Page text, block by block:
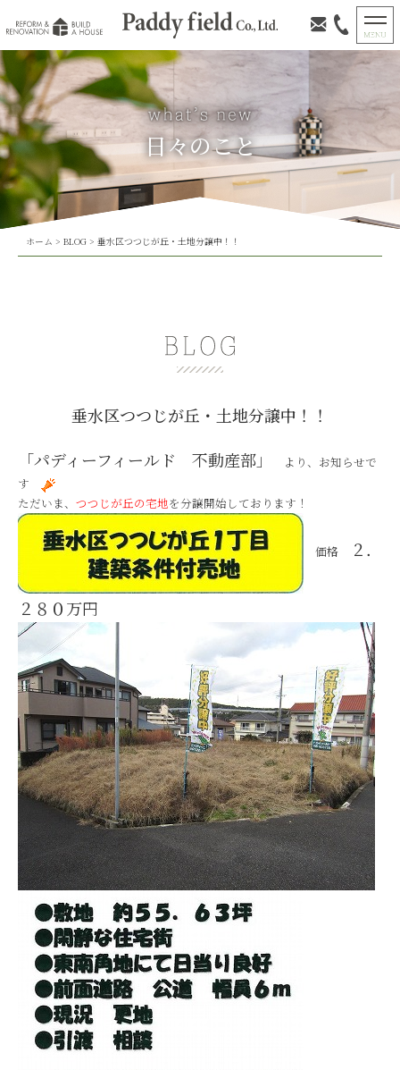
日々のこと
ホーム > BLOG> 垂水区つつじが丘・土地分譲中！！
垂水区つつじが丘・土地分譲中！！
「パディーフィールド 不動産部」
より、お知らせで
す
ただいま、 つつじが丘の宅地を分譲開始しております！
価格 ２．
２８０万円